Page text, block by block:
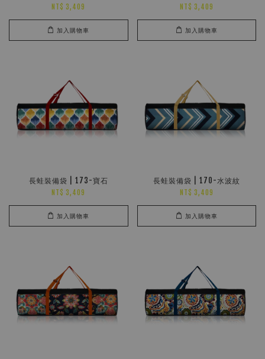
NT$ 3,409
加入購物車
NT$ 3,409
加入購物車
長蛙裝備袋 | 173-寶石
NT$ 3,409
加入購物車
長蛙裝備袋 | 170-水波紋
NT$ 3,409
加入購物車